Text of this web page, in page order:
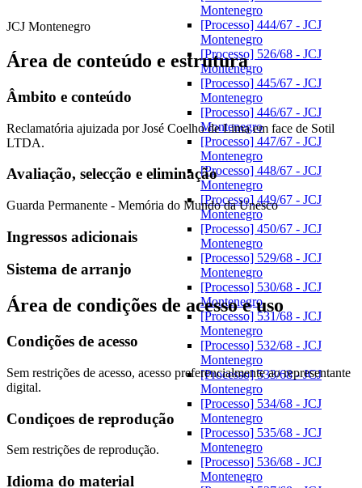
Montenegro
[Processo] 444/67 - JCJ
Montenegro
[Processo] 526/68 - JCJ
Montenegro
[Processo] 445/67 - JCJ
Montenegro
[Processo] 446/67 - JCJ
Montenegro
[Processo] 447/67 - JCJ
Montenegro
[Processo] 448/67 - JCJ
Montenegro
[Processo] 449/67 - JCJ
Montenegro
[Processo] 450/67 - JCJ
Montenegro
[Processo] 529/68 - JCJ
Montenegro
[Processo] 530/68 - JCJ
Montenegro
[Processo] 531/68 - JCJ
Montenegro
[Processo] 532/68 - JCJ
Montenegro
[Processo] 533/68 - JCJ
Montenegro
[Processo] 534/68 - JCJ
Montenegro
[Processo] 535/68 - JCJ
Montenegro
[Processo] 536/68 - JCJ
Montenegro
JCJ Montenegro
Área de conteúdo e estrutura
Âmbito e conteúdo
Reclamatória ajuizada por José Coelho de Lima em face de Sotil
LTDA.
Avaliação, selecção e eliminação
Guarda Permanente - Memória do Mundo da Unesco
Ingressos adicionais
Sistema de arranjo
Área de condições de acesso e uso
Condições de acesso
Sem restrições de acesso, acesso preferencialmente ao representante
digital.
Condiçoes de reprodução
Sem restrições de reprodução.
Idioma do material